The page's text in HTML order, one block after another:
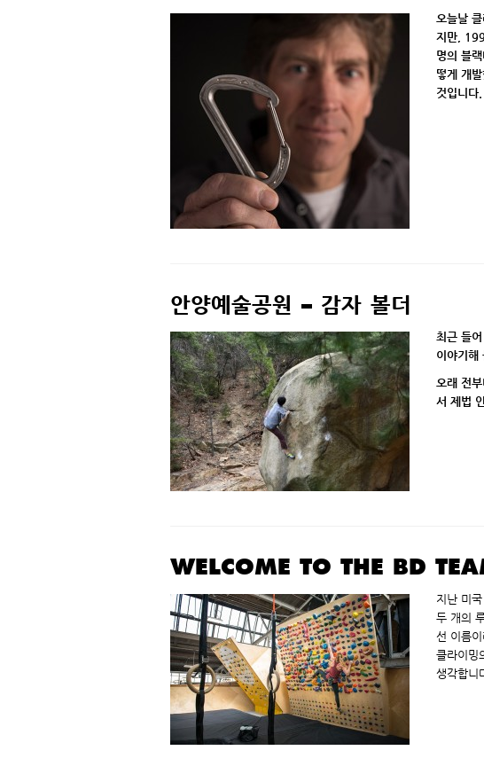
오늘날 클
지만,
명의 블
떻게 개
것입니다.
안양예술공원 – 감자 볼더
최근 들
이야기해
오래 전
서 제법
WELCOME TO THE BD
지난 미
두 개의
선 이름
클라이밍
생각합